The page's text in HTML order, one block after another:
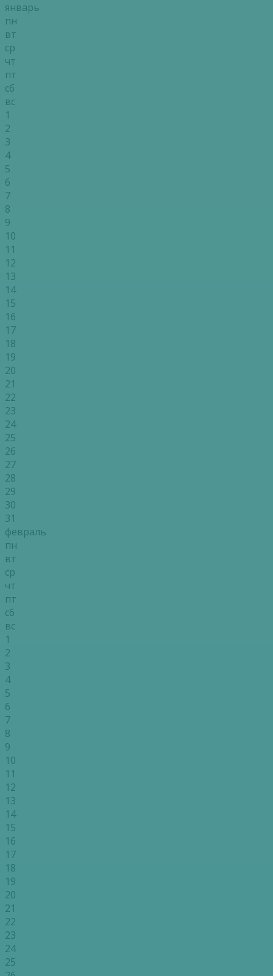
январь
пн
вт
ср
чт
пт
сб
вс
1
2
3
4
5
6
7
8
9
10
11
12
13
14
15
16
17
18
19
20
21
22
23
24
25
26
27
28
29
30
31
февраль
пн
вт
ср
чт
пт
сб
вс
1
2
3
4
5
6
7
8
9
10
11
12
13
14
15
16
17
18
19
20
21
22
23
24
25